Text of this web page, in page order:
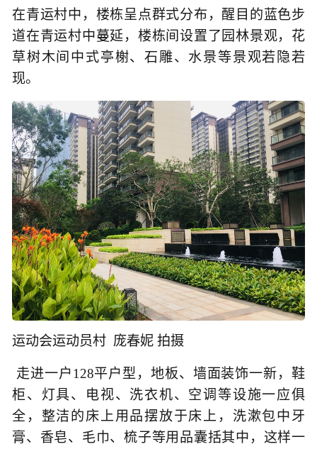
在青运村中，楼栋呈点群式分布，醒目的蓝色步
道在青运村中蔓延，楼栋间设置了园林景观，花
草树木间中式亭榭、石雕、水景等景观若隐若
现。
运动会运动员村 庞春妮 拍摄
走进一户128平户型，地板、墙面装饰一新，鞋
柜、灯具、电视、洗衣机、空调等设施一应俱
全，整洁的床上用品摆放于床上，洗漱包中牙
膏、香皂、毛巾、梳子等用品囊括其中，这样一